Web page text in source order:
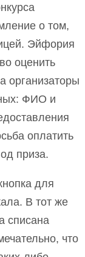
о том,
Эйфория
оценить
организаторы
ФИО и
оплатить
приза.
для
В тот же
списана
что